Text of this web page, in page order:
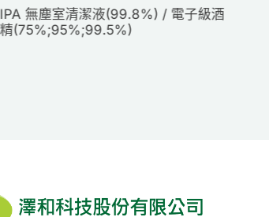
IPA 無塵室清潔液(99.8%) / 電子級酒
精(75%;95%;99.5%)